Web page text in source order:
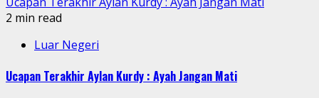
2 min read
Luar Negeri
Ucapan Terakhir Aylan Kurdy : Ayah Jangan Mati